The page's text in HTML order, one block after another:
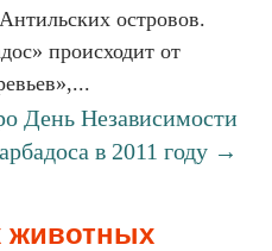
островов.
происходит от
День Независимости
в 2011 году →
животных